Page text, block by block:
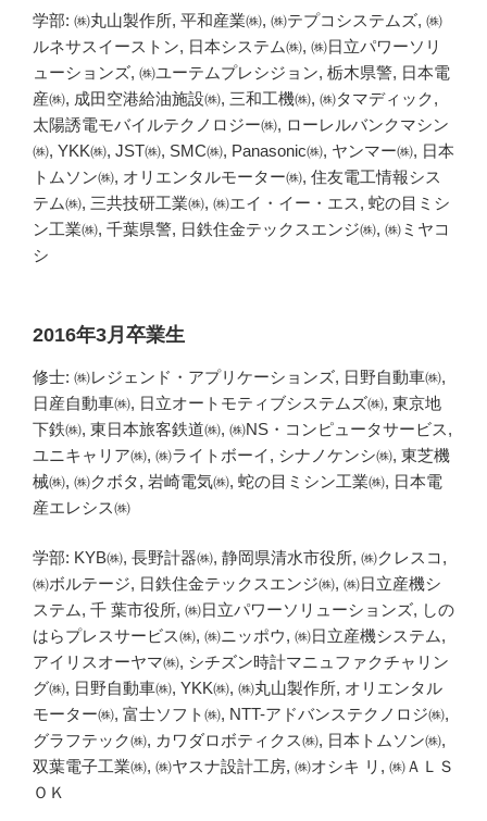
学部: ㈱丸山製作所, 平和産業㈱, ㈱テプコシステムズ, ㈱
ルネサスイーストン, 日本システム㈱, ㈱日立パワーソリ
ューションズ, ㈱ユーテムプレシジョン, 栃木県警, 日本電
産㈱, 成田空港給油施設㈱, 三和工機㈱, ㈱タマディック,
太陽誘電モバイルテクノロジー㈱, ローレルバンクマシン
㈱, YKK㈱, JST㈱, SMC㈱, Panasonic㈱, ヤンマー㈱, 日本
トムソン㈱, オリエンタルモーター㈱, 住友電工情報シス
テム㈱, 三共技研工業㈱, ㈱エイ・イー・エス, 蛇の目ミシ
ン工業㈱, 千葉県警, 日鉄住金テックスエンジ㈱, ㈱ミヤコ
シ
2016年3月卒業生
修士: ㈱レジェンド・アプリケーションズ, 日野自動車㈱,
日産自動車㈱, 日立オートモティブシステムズ㈱, 東京地
下鉄㈱, 東日本旅客鉄道㈱, ㈱NS・コンピュータサービス,
ユニキャリア㈱, ㈱ライトボーイ, シナノケンシ㈱, 東芝機
械㈱, ㈱クボタ, 岩崎電気㈱, 蛇の目ミシン工業㈱, 日本電
産エレシス㈱
学部: KYB㈱, 長野計器㈱, 静岡県清水市役所, ㈱クレスコ,
㈱ボルテージ, 日鉄住金テックスエンジ㈱, ㈱日立産機シ
ステム, 千 葉市役所, ㈱日立パワーソリューションズ, しの
はらプレスサービス㈱, ㈱ニッポウ, ㈱日立産機システム,
アイリスオーヤマ㈱, シチズン時計マニュファクチャリン
グ㈱, 日野自動車㈱, YKK㈱, ㈱丸山製作所, オリエンタル
モーター㈱, 富士ソフト㈱, NTT-アドバンステクノロジ㈱,
グラフテック㈱, カワダロボティクス㈱, 日本トムソン㈱,
双葉電子工業㈱, ㈱ヤスナ設計工房, ㈱オシキ リ, ㈱ＡＬＳ
ＯＫ